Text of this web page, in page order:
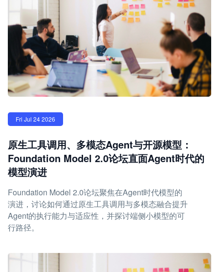
Fri Jul 24 2026
原生工具调用、多模态Agent与开源模型：
Foundation Model 2.0论坛直面Agent时代的
模型演进
Foundation Model 2.0论坛聚焦在Agent时代模型的
演进，讨论如何通过原生工具调用与多模态融合提升
Agent的执行能力与适应性，并探讨端侧小模型的可
行路径。